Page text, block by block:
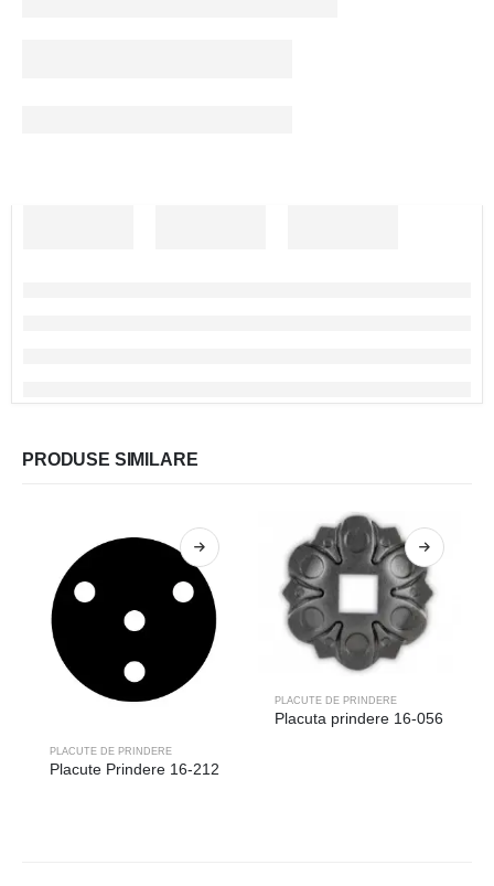
PRODUSE SIMILARE
PLACUTE DE PRINDERE
Placute Prindere 16-212
PLACUTE DE PRINDERE
Placuta prindere 16-056